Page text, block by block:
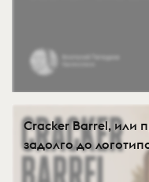
Cracker Barrel, или
задолго до